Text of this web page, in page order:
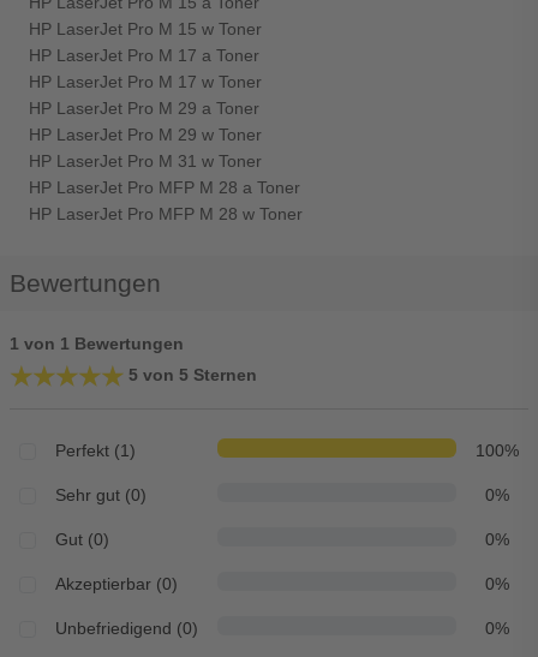
HP LaserJet Pro M 15 w Toner
HP LaserJet Pro M 17 a Toner
HP LaserJet Pro M 17 w Toner
HP LaserJet Pro M 29 a Toner
HP LaserJet Pro M 29 w Toner
HP LaserJet Pro M 31 w Toner
HP LaserJet Pro MFP M 28 a Toner
HP LaserJet Pro MFP M 28 w Toner
Bewertungen
1 von 1 Bewertungen
★★★★★
★★★★★ 5 von 5 Sternen
Perfekt (1) 100%
Sehr gut (0) 0%
Gut (0) 0%
Akzeptierbar (0) 0%
Unbefriedigend (0) 0%